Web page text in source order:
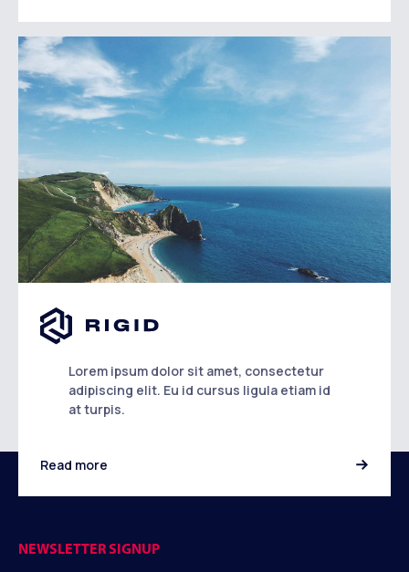
Lorem ipsum dolor sit amet, consectetur
adipiscing elit. Eu id cursus ligula etiam id
at turpis.
Read more
NEWSLETTER SIGNUP